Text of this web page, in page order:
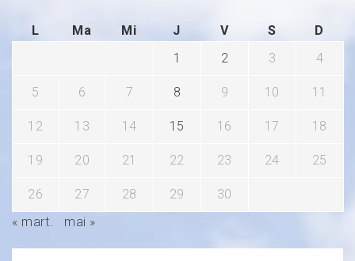
L Ma Mi J V S
D
1
2 3 4
5 6 7 8 9 10 11
12 13 14 15 16 17 18
19 20 21 22 23 24 25
26 27 28 29
30
« mart.
mai »